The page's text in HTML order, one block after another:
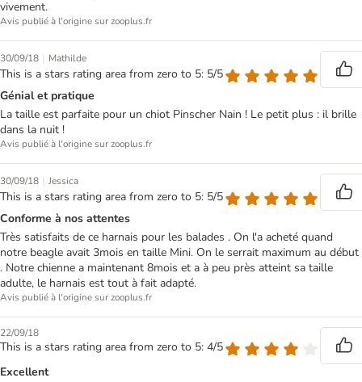
vivement.
Avis publié à l'origine sur zooplus.fr
30/09/18 | Mathilde
This is a stars rating area from zero to 5: 5/5
Génial et pratique
La taille est parfaite pour un chiot Pinscher Nain ! Le petit plus : il brille
dans la nuit !
Avis publié à l'origine sur zooplus.fr
30/09/18 | Jessica
This is a stars rating area from zero to 5: 5/5
Conforme à nos attentes
Très satisfaits de ce harnais pour les balades . On l'a acheté quand
notre beagle avait 3mois en taille Mini. On le serrait maximum au début
. Notre chienne a maintenant 8mois et a à peu près atteint sa taille
adulte, le harnais est tout à fait adapté.
Avis publié à l'origine sur zooplus.fr
22/09/18
This is a stars rating area from zero to 5: 4/5
Excellent